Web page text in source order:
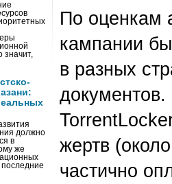
значит,
должно
в
же
последние
По оценкам
кампании
в разных
документов.
жертв
частично